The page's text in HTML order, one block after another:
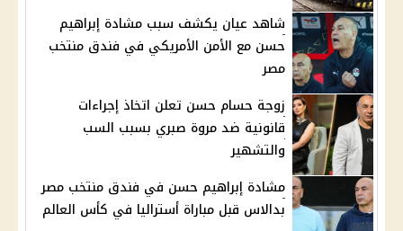
شاهد عيان يكشف سبب مشادة إبراهيم
حسن مع الأمن الأمريكي في فندق منتخب
مصر
زوجة حسام حسن تعلن اتخاذ إجراءات
قانونية ضد مروة صبري بسبب السب
والتشهير
مشادة إبراهيم حسن في فندق منتخب مصر
بدالاس قبل مباراة أستراليا في كأس العالم